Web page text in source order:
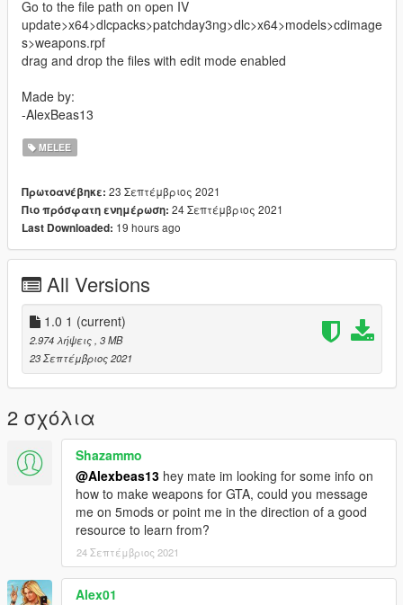
Go to the file path on open IV
update>x64>dlcpacks>patchday3ng>dlc>x64>models>cdimage
s>weapons.rpf
drag and drop the files with edit mode enabled
Made by:
-AlexBeas13
MELEE
Πρωτοανέβηκε: 23 Σεπτέμβριος 2021
Πιο πρόσφατη ενημέρωση: 24 Σεπτέμβριος 2021
Last Downloaded: 19 hours ago
All Versions
1.0 1 (current)
2.974 λήψεις , 3 MB
23 Σεπτέμβριος 2021
2 σχόλια
Shazammo
@Alexbeas13 hey mate im looking for some info on
how to make weapons for GTA, could you message
me on 5mods or point me in the direction of a good
resource to learn from?
24 Σεπτέμβριος 2021
Alex01